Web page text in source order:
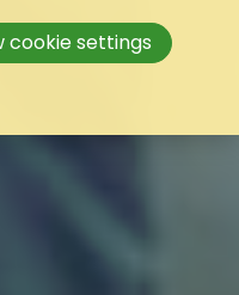
cookie settings